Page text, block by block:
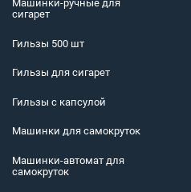
Машинки-ручные для
сигарет
Гильзы 500 шт
Гильзы для сигарет
Гильзы с капсулой
Машинки для самокруток
Машинки-автомат для
самокруток